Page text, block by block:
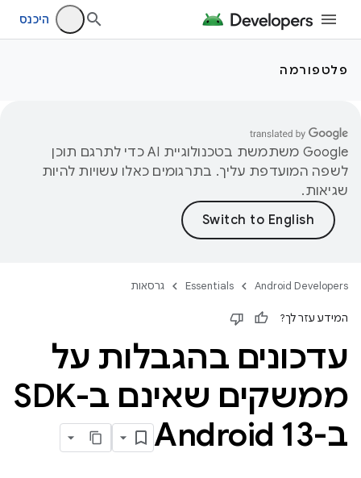
היכנס
פלטפורמה
‫Google משתמשת בטכנולוגיית AI כדי לתרגם תוכן
לשפה המועדפת עליך. בתרגומים כאלו עשויות להיות
שגיאות.
Android Developers
Essentials גרסאות
המידע עזר לך?
עדכונים בהגבלות על
ממשקים שאינם ב-SDK
ב-Android 13